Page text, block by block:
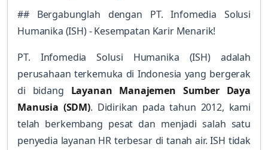
## Bergabunglah dengan PT. Infomedia Solusi
Humanika (ISH) - Kesempatan Karir Menarik!
PT. Infomedia Solusi Humanika (ISH) adalah
perusahaan terkemuka di Indonesia yang bergerak
di bidang Layanan Manajemen Sumber Daya
Manusia (SDM). Didirikan pada tahun 2012, kami
telah berkembang pesat dan menjadi salah satu
penyedia layanan HR terbesar di tanah air. ISH tidak